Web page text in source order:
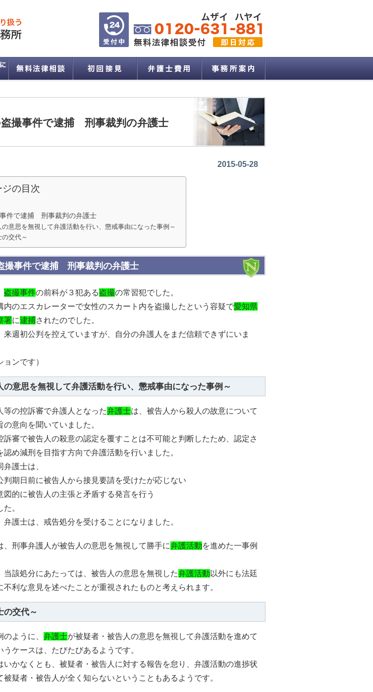
撮事件で逮捕 刑事裁判の弁護士
2015-05-28
の目次
件で逮捕 刑事裁判の弁護士
の意思を無視して弁護活動を行い、懲戒事由になった事例～
の交代～
撮事件で逮捕 刑事裁判の弁護士
盗撮事件の前科が３犯ある盗撮の常習犯でした。
内のエスカレーターで女性のスカート内を盗撮したという容疑で愛知県
署に逮捕されたのでした。
来週初公判を控えていますが、自分の弁護人をまだ信頼できずにいま
ョンです）
の意思を無視して弁護活動を行い、懲戒事由になった事例～
等の控訴審で弁護人となった弁護士は、被告人から殺人の故意について
の意向を聞いていました。
訴審で被告人の殺意の認定を覆すことは不可能と判断したため、認定さ
認め減刑を目指す方向で弁護活動を行いました。
弁護士は、
判期日前に被告人から接見要請を受けたが応じない
図的に被告人の主張と矛盾する発言を行う
。
弁護士は、戒告処分を受けることになりました。
、刑事弁護人が被告人の意思を無視して勝手に弁護活動を進めた一事例
当該処分にあたっては、被告人の意思を無視した弁護活動 以外にも法廷
不利な意見を述べたことが重視されたものと考えられます。
の交代～
のように、 弁護士が被疑者・被告人の意思を無視して弁護活動を進めて
うケースは、たびたびあるようです。
いかなくとも、被疑者・被告人に対する報告を怠り、弁護活動の進捗状
被疑者・被告人が全く知らないということもあるようです。